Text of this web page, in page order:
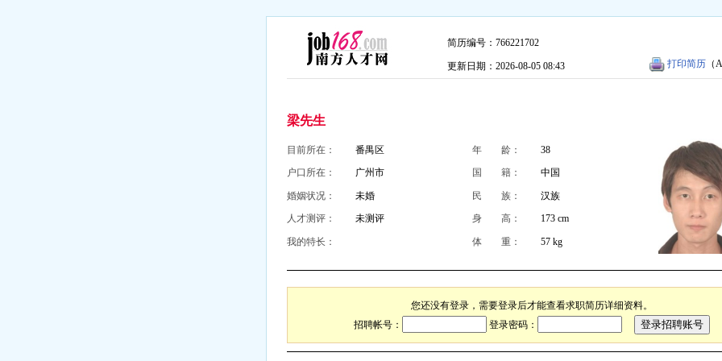
简历编号：766221702
更新日期：2026-08-05 08:43 打印简历（
梁先生
目前所在： 番禺区 年 龄：
38
户口所在：
广州市 国 籍： 中国
婚姻状况： 未婚 民 族：
汉族
人才测评：
未测评 身 高： 173 cm
我的特长： 体 重： 57 kg
您还没有登录，需要登录后才能查看求职简历详细资料。
招聘帐号：
登录密码：